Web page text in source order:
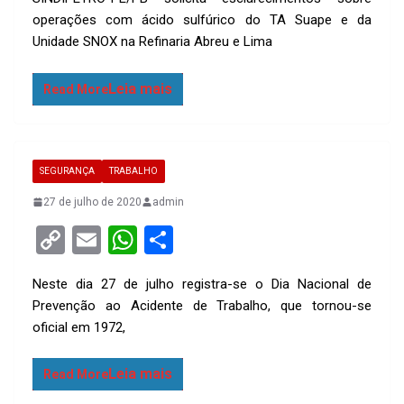
py
Li
n
k
ail at
s
A
p
ar
e
operações com ácido sulfúrico do TA Suape e da
Unidade SNOX na Refinaria Abreu e Lima
Read More
SEGURANÇA TRABALHO
27 de julho de 2020 admin
C
py
Li
n
k
E
ail
W
at
A
p
ar
Neste dia 27 de julho registra-se o Dia Nacional de
Prevenção ao Acidente de Trabalho, que tornou-se
oficial em 1972,
Read More